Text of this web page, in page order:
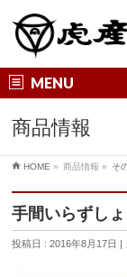
MENU
商品情報
HOME » 商品情報 » そ
手間いらずし
投稿日 : 2016年8月17日